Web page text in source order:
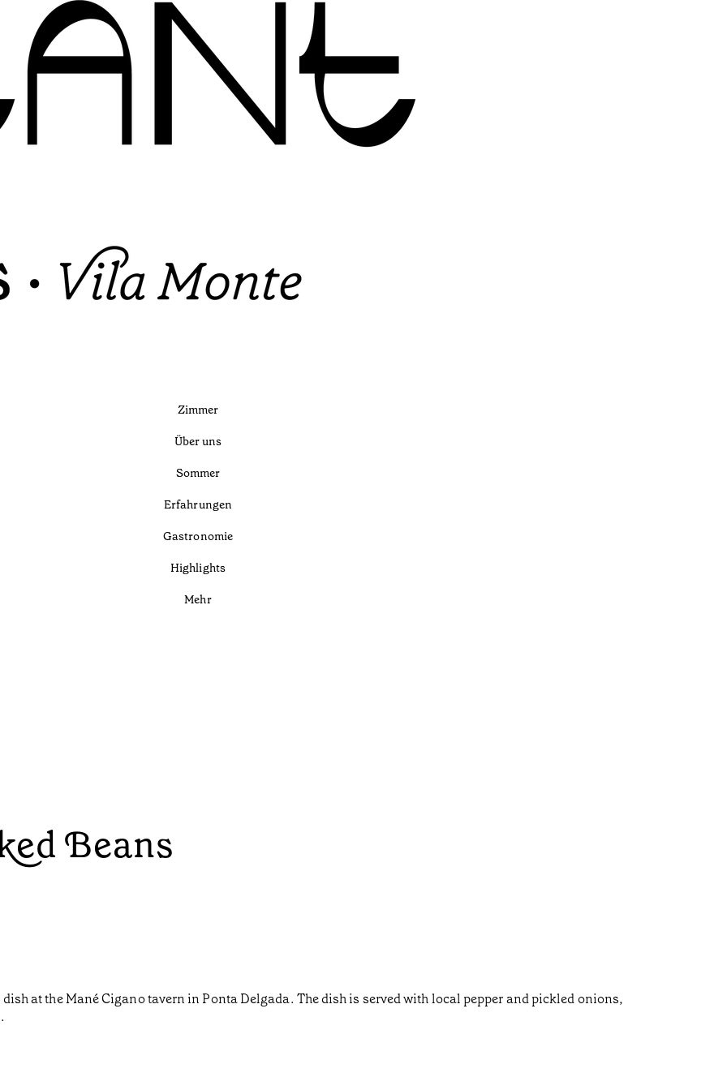
Zimmer
Über uns
Sommer
Erfahrungen
Gastronomie
Highlights
Mehr
Beans
at the Mané Cigano tavern in Ponta Delgada. The dish is served with local pepper and pickled onions,